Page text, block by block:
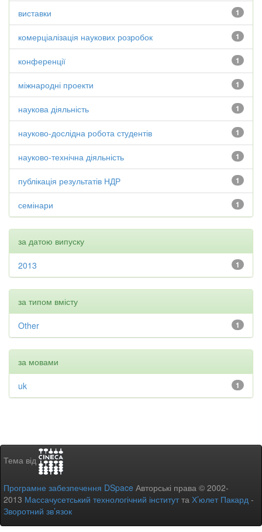
1
виставки
1
комерціалізація наукових розробок
1
конференції
1
міжнародні проекти
1
наукова діяльність
1
науково-дослідна робота студентів
1
науково-технічна діяльність
1
публікація результатів НДР
1
семінари
за датою випуску
1
2013
за типом вмісту
1
Other
за мовами
1
uk
Тема від
Програмне забезпечення DSpace Авторські права © 2002-
2013 Массачусетський технологічний інститутта Х’юлет Пакард -
Зворотний зв’язок